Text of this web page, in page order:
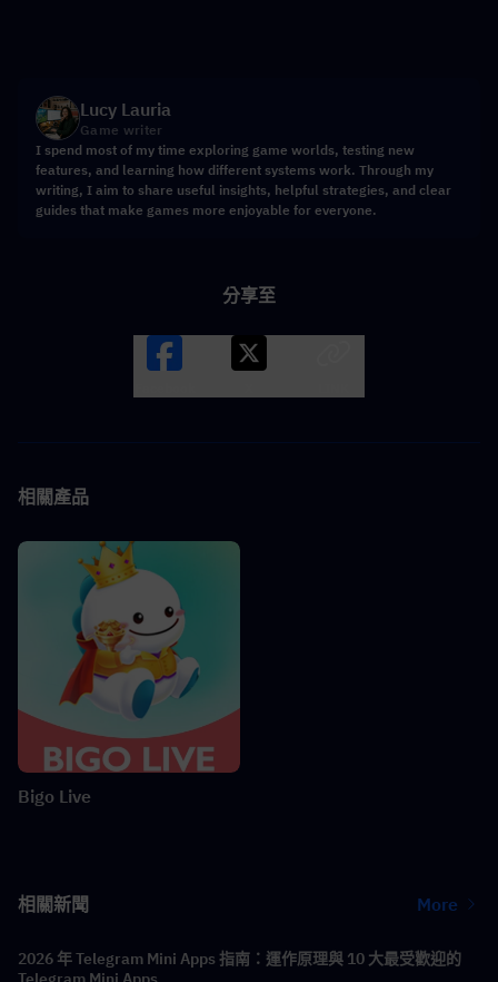
Lucy Lauria
Game writer
I spend most of my time exploring game worlds, testing new
features, and learning how different systems work. Through my
writing, I aim to share useful insights, helpful strategies, and clear
guides that make games more enjoyable for everyone.
分享至
相關產品
Bigo Live
相關新聞 More
2026 年 Telegram Mini Apps 指南：運作原理與 10 大最受歡迎的